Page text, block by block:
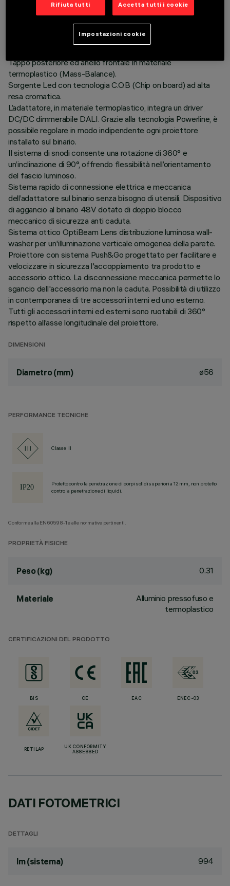
Proiettore compatto completo di adattatore per
l’installazione su binario a bassa tensione (48V). Il corpo è
dissipazione passiva che assicura una gestione termica
Tappo posteriore ed anello frontale in materiale
termoplastico (Mass-Balance).
Sorgente Led con tecnologia C.O.B (Chip on board) ad alta
resa cromatica.
L’adattatore, in materiale termoplastico, integra un driver
DC/DC dimmerabile DALI. Grazie alla tecnologia Powerline, è
possibile regolare in modo indipendente ogni proiettore
installato sul binario.
Il sistema di snodi consente una rotazione di 360° e
un’inclinazione di 90°, offrendo flessibilità nell’orientamento
del fascio luminoso.
Sistema rapido di connessione elettrica e meccanica
dell’adattatore sul binario senza bisogno di utensili. Dispositivo
di aggancio al binario 48V dotato di doppio blocco
meccanico di sicurezza anti caduta.
Sistema ottico OptiBeam Lens distribuzione luminosa wall-
washer per un'illuminazione verticale omogenea della parete.
Proiettore con sistema Push&Go progettato per facilitare e
velocizzare in sicurezza l'accoppiamento tra prodotto e
accessorio ottico. La disconnessione meccanica permette lo
sgancio dell'accessorio ma non la caduta. Possibilità di utilizzo
in contemporanea di tre accessori interni ed uno esterno.
Tutti gli accessori interni ed esterni sono ruotabili di 360°
rispetto all’asse longitudinale del proiettore.
DIMENSIONI
Diametro (mm) ø56
PERFORMANCE TECNICHE
Classe III
Protetto contro la penetrazione di corpi solidi superiori a 12 mm, non protetto
contro la penetrazione di liquidi.
Conforme alla EN60598-1 e alle normative pertinenti.
PROPRIETÀ FISICHE
Peso (kg) 0.31
Materiale
Alluminio pressofuso e
termoplastico
CERTIFICAZIONI DEL PRODOTTO
BIS CE EAC ENEC-03
RETILAP
UK CONFORMITY
ASSESSED
DATI FOTOMETRICI
DETTAGLI
lm (sistema) 994
Rifiuta tutti Accetta tutti i cookie
Impostazioni cookie